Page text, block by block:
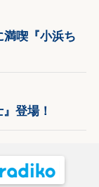
喫『小浜ち
登場！